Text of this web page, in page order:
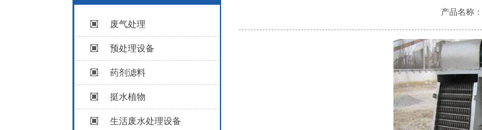
废气处理
预处理设备
药剂滤料
挺水植物
生活废水处理设备
产品名称：